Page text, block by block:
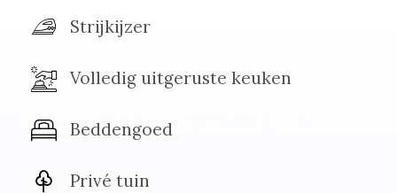
Strijkijzer
Volledig uitgeruste keuken
Beddengoed
Privé tuin